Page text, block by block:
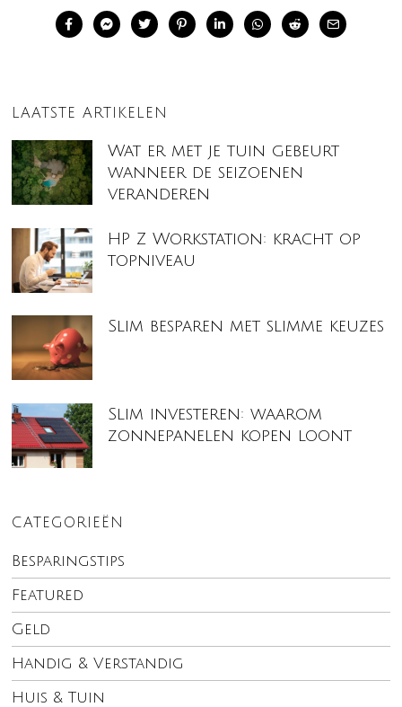
LAATSTE ARTIKELEN
Wat er met je tuin gebeurt
wanneer de seizoenen
veranderen
HP Z Workstation: kracht op
topniveau
Slim besparen met slimme keuzes
Slim investeren: waarom
zonnepanelen kopen loont
CATEGORIEËN
Besparingstips
Featured
Geld
Handig & Verstandig
Huis & Tuin